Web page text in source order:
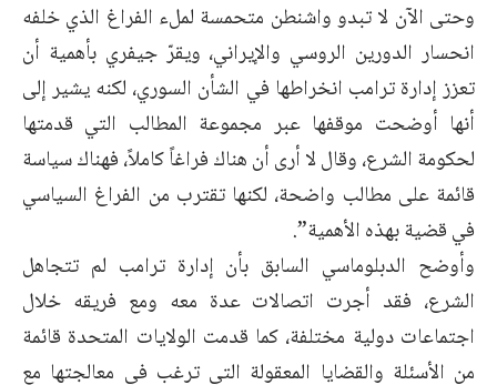
وحتى الآن لا تبدو واشنطن متحمسة لملء الفراغ الذي خلفه
انحسار الدورين الروسي والإيراني، ويقرّ ‏جيفري بأهمية أن
تعزز إدارة ترامب انخراطها في الشأن السوري، لكنه يشير إلى
أنها أوضحت موقفها ‏عبر مجموعة المطالب التي قدمتها
لحكومة الشرع، وقال لا أرى أن هناك فراغاً كاملاً، فهناك سياسة
‏قائمة على مطالب واضحة، لكنها تقترب من الفراغ السياسي
في قضية بهذه الأهمية”.‏
وأوضح الدبلوماسي السابق بأن إدارة ترامب لم تتجاهل
الشرع، فقد أجرت اتصالات عدة معه ومع فريقه ‏خلال
اجتماعات دولية مختلفة، كما قدمت الولايات المتحدة قائمة
من الأسئلة والقضايا المعقولة التي ‏ترغب في معالجتها مع